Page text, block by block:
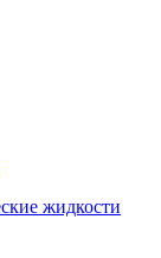
жидкости